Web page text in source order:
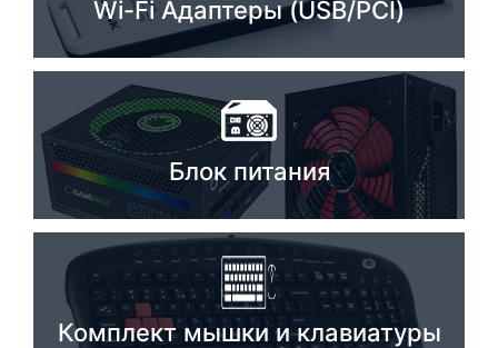
Серверное оборудование
UPS Источники бесперебойного питания
Мышки и Клавиатуры
Наушники
Сетевое оборудование
Системы охлаждения
Видеоконференцсвязь
Wi-Fi Адаптеры (USB/PCI)
Блок питания
Комплект мышки и клавиатуры